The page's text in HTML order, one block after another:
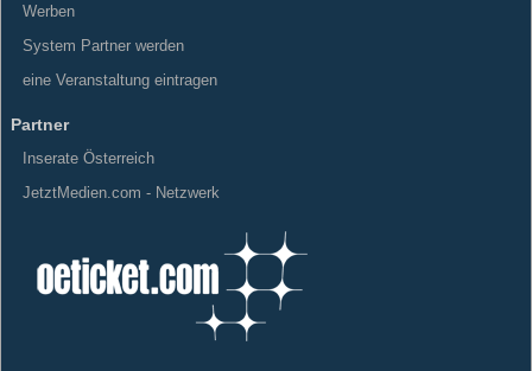
Werben
System Partner werden
eine Veranstaltung eintragen
Partner
Inserate Österreich
JetztMedien.com - Netzwerk